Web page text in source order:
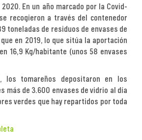
En un año marcado por la Covid-
recogieron a través del contenedor
toneladas de residuos de envases de
en 2019, lo que sitúa la aportación
16,9 Kg/habitante (unos 58 envases
los tomareños depositaron en los
más de 3.600 envases de vidrio al día
verdes que hay repartidos por toda